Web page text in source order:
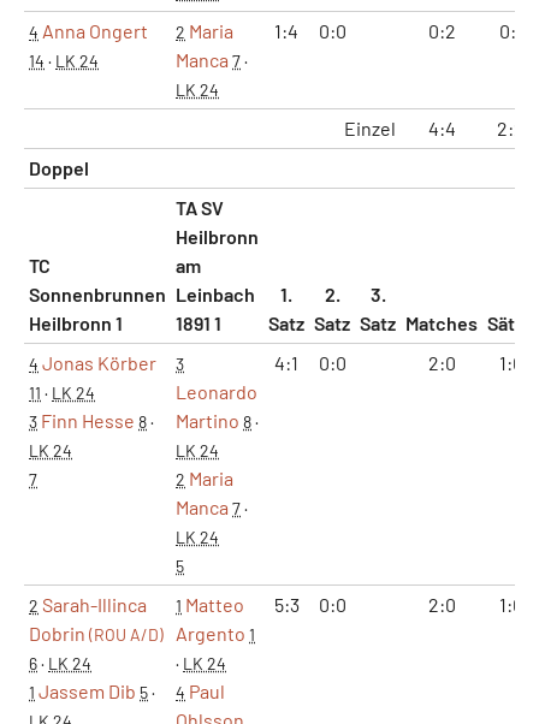
4 Anna Ongert
14 · LK 24
2 Maria
Manca 7·
LK 24
1:4 0:0 0:2 0:1
Einzel 4:4
2:2
Doppel
TC
Sonnenbrunnen
Heilbronn 1
TA SV
Heilbronn
am
Leinbach
1891 1
1.
Satz
2.
Satz
3.
Satz Matches Sätze
4 Jonas Körber
11 · LK 24
3 Finn Hesse 8·
LK 24
7
3
Leonardo
Martino 8·
LK 24
2 Maria
Manca 7·
LK 24
5
4:1 0:0 2:0 1:0
2 Sarah-Illinca
Dobrin (ROU A/D)
6· LK 24
1 Jassem Dib 5·
1 Matteo
Argento 1
· LK 24
4 Paul
5:3 0:0 2:0 1:0